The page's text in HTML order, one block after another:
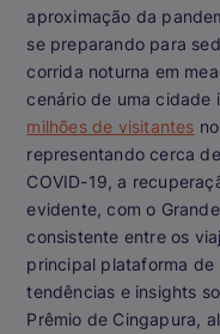
aproximação da
se preparando para
corrida noturna em
cenário de uma cidade
milhões de visitantes
representando cerca
COVID-19, a
evidente, com o
consistente entre os
principal plataforma
tendências e insights
Prêmio de Cingapura,